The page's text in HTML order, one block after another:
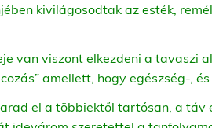
kivilágosodtak az esték,
van viszont elkezdeni a tavaszi
amellett, hogy egészség-,
el a többiektől tartósan, a